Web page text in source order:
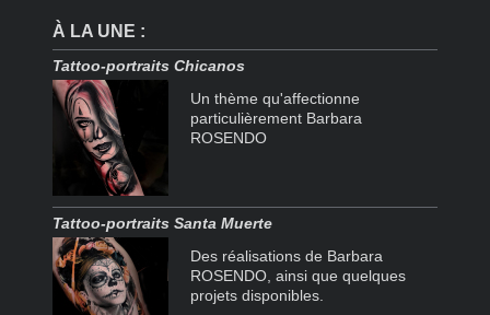
À LA UNE :
Tattoo-portraits Chicanos
Un thème qu'affectionne
particulièrement Barbara
ROSENDO
Tattoo-portraits Santa Muerte
Des réalisations de Barbara
ROSENDO, ainsi que quelques
projets disponibles.